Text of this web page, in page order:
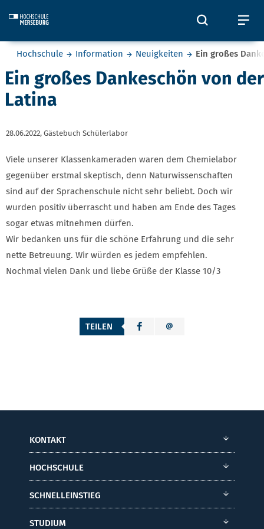
Öffnet
Sie befinden sich hier:
Hochschule Information Neuigkeiten Ein großes
Ein großes Dankeschön von der
Latina
28.06.2022, Gästebuch Schülerlabor
Viele unserer Klassenkameraden waren dem Chemielabor
gegenüber erstmal skeptisch, denn Naturwissenschaften
sind auf der Sprachenschule nicht sehr beliebt. Doch wir
wurden positiv überrascht und haben am Ende des Tages
sogar etwas mitnehmen dürfen.
Wir bedanken uns für die schöne Erfahrung und die sehr
nette Betreuung. Wir würden es jedem empfehlen.
Nochmal vielen Dank und liebe Grüße der Klasse 10/3
TEILEN
KONTAKT
HOCHSCHULE
SCHNELLEINSTIEG
STUDIUM